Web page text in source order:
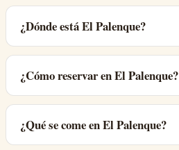
¿Dónde está El Palenque?
¿Cómo reservar en El Palenque?
¿Qué se come en El Palenque?